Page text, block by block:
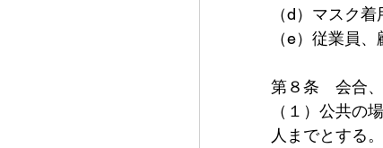
（d）マスク
（e）従業員
第８条　会合
（１）公共の
人までとする